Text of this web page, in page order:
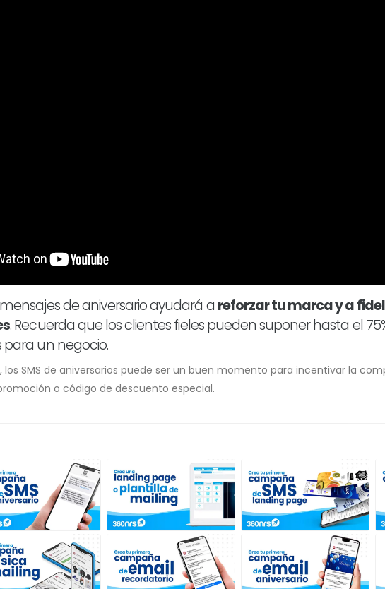
de aniversario ayudará a reforzar tu marca y a
. Recuerda que los clientes fieles pueden suponer hasta el
un negocio.
los SMS de aniversarios puede ser un buen momento para incentivar la
o código de descuento especial.